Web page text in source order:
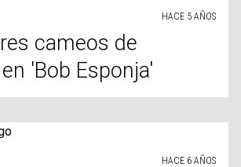
HACE 5 AÑOS
cameos de
'Bob Esponja'
HACE 6 AÑOS